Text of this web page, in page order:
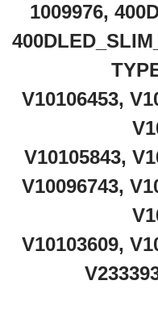
1009976,
V10106453,
V10105843,
V10096743,
V10103609,